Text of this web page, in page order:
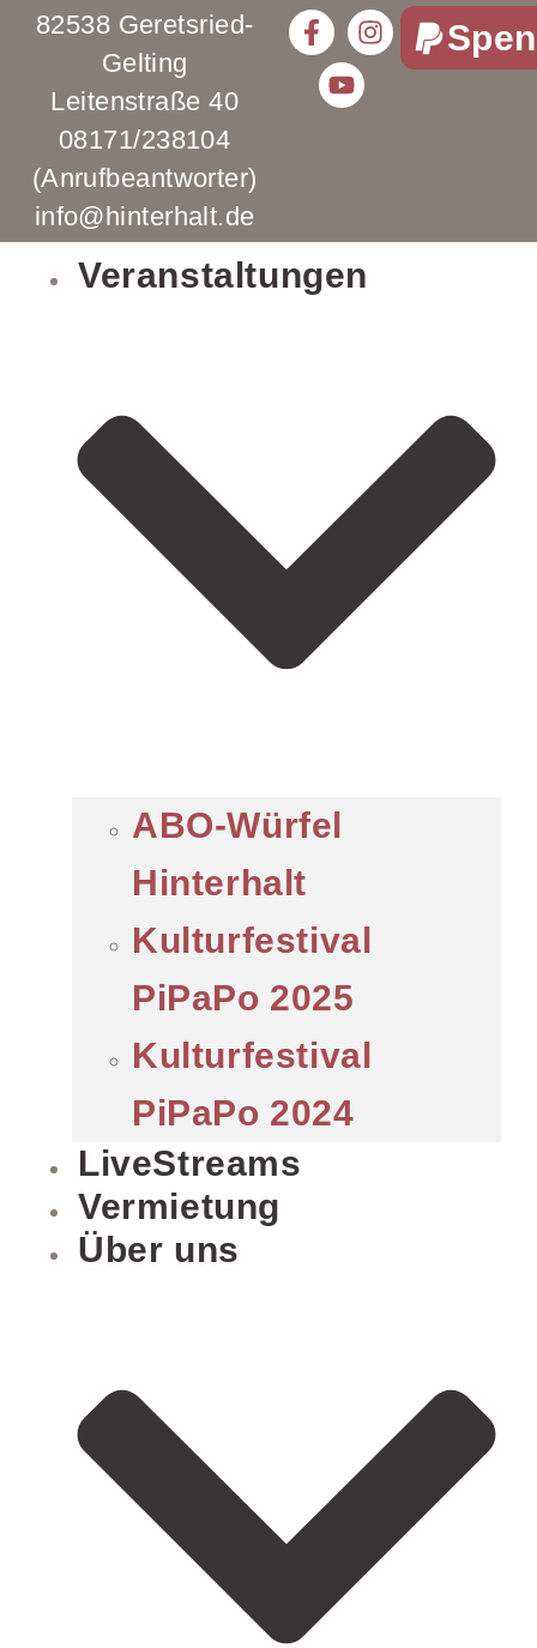
82538 Geretsried-
Gelting
Leitenstraße 40
08171/238104
(Anrufbeantworter)
info@hinterhalt.de
Veranstaltungen
ABO-Würfel
Hinterhalt
Kulturfestival
PiPaPo 2025
Kulturfestival
PiPaPo 2024
LiveStreams
Vermietung
Über uns